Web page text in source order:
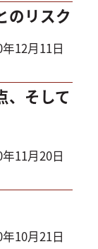
のリスク
12月11日
、そして
11月20日
10月21日